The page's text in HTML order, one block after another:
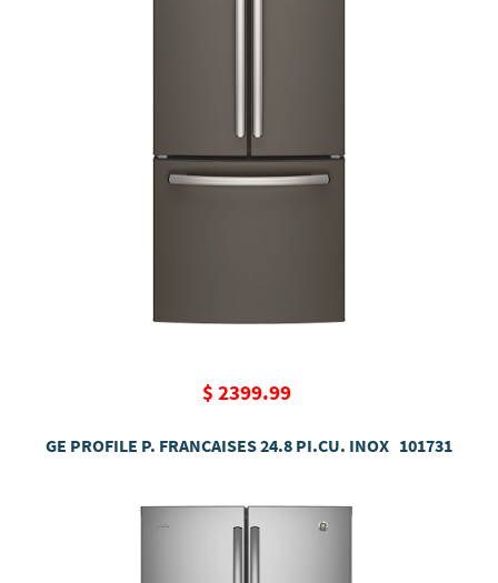
$ 2399.99
GE PROFILE P. FRANCAISES 24.8 PI.CU. INOX 101731